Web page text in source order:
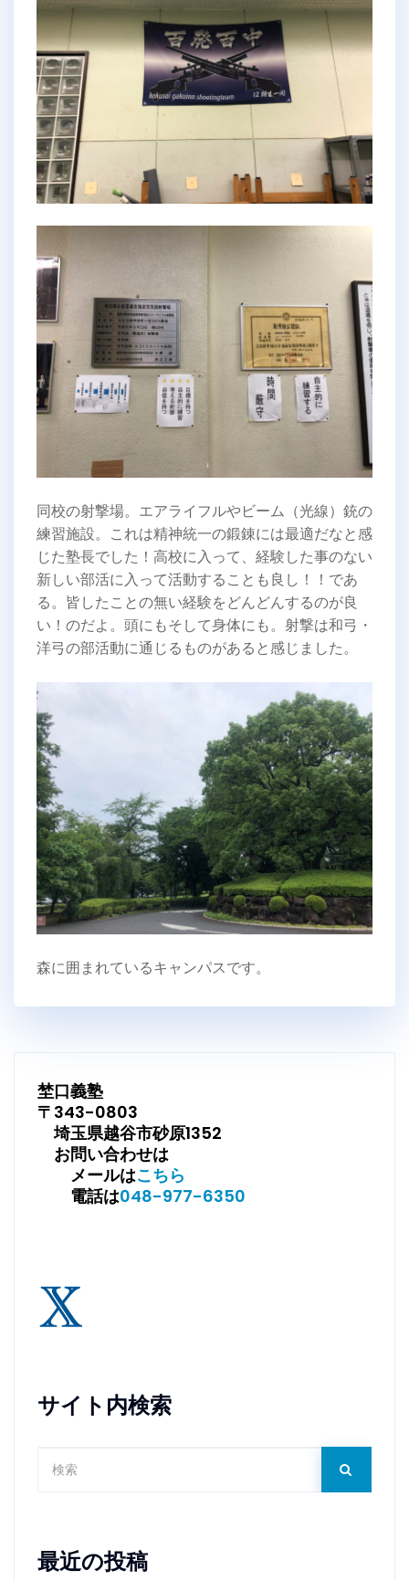
同校の射撃場。エアライフルやビーム（光線）銃の
練習施設。これは精神統一の鍛錬には最適だなと感
じた塾長でした！高校に入って、経験した事のない
新しい部活に入って活動することも良し！！であ
る。皆したことの無い経験をどんどんするのが良
い！のだよ。頭にもそして身体にも。射撃は和弓・
洋弓の部活動に通じるものがあると感じました。
森に囲まれているキャンパスです。
埜口義塾
〒343-0803
埼玉県越谷市砂原1352
お問い合わせは
メールはこちら
電話は048-977-6350
サイト内検索
最近の投稿